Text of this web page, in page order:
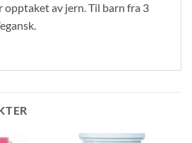
opptaket av jern. Til barn fra 3